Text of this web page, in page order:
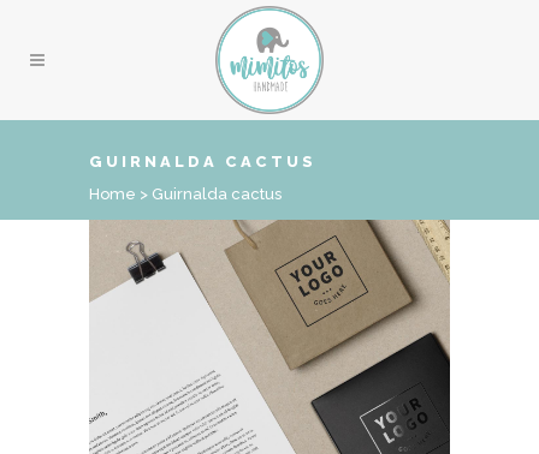
GUIRNALDA CACTUS
Home > Guirnalda cactus